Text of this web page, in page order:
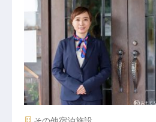
ヴィラスタッフ
施設業態